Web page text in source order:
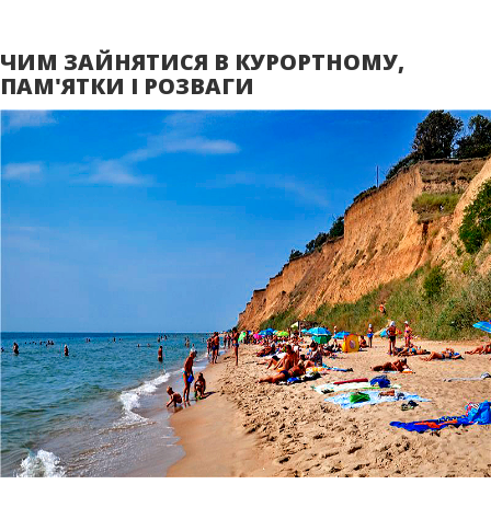
ЧИМ ЗАЙНЯТИСЯ В КУРОРТНОМУ,
ПАМ'ЯТКИ І РОЗВАГИ